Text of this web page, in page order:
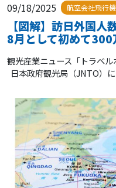
09/18/2025 航空会社飛行
【図解】訪日外国
8月として初めて300
観光産業ニュース「トラベ
日本政府観光局（JNTO）